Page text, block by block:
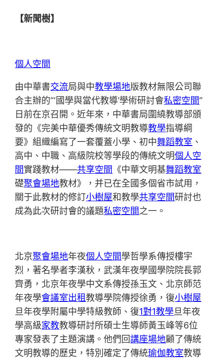
【新聞樹】
個人空間
由中華書交流局與中教學場地版教材無限公司聯
合主辦的“‘國學與當代教導’學術研討會私密空間”
日前在京召開。近年來，中華書局圍繞教導部頒
發的《完美中華優秀傳統文明教導教學指導綱
要》組織編寫了一套覆蓋小學、初中舞蹈教室 、
高中、中職、高級院校等學段的傳統文明個人空
間實踐教材——共享空間 《中華文明基舞蹈教室
礎聚會場地教材》，并已在全國多個省市試用，
關于此教材的修訂小樹屋和教學共享空間研討也
成為此次研討會的議題私密空間之一。
北京聚會場地年夜個人空間學哲學系傳授樓宇
烈，著名學者李漢秋，武漢年夜學國學院院長郭
齊勇，北京年夜學中文系傳授孫玉文、北京師范
年夜學會議室出租教導學院傳授徐勇，復小樹屋
旦年夜學附屬中學特級教師、復1對1教學旦年夜
學高級家教教導研討所碩士生導師黃玉峰等6位
專家發表了主題演講。他們回講座場地顧了傳統
文明教導的歷史，特別確定了傳統瑜伽教室教導